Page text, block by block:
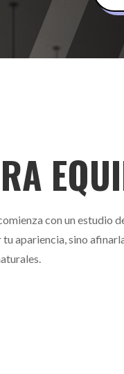
con un estudio
apariencia, sino